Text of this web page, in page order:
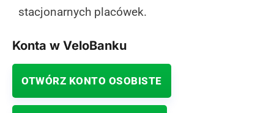
stacjonarnych placówek.
Konta w VeloBanku
OTWÓRZ KONTO OSOBISTE